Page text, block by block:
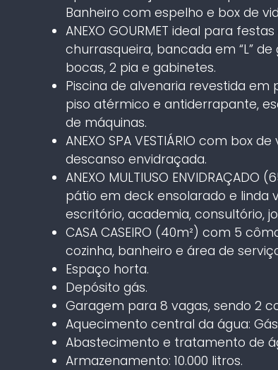
Banheiro com espelho e box de
ANEXO GOURMET ideal para
churrasqueira, bancada em “L”
bocas, 2 pia e gabinetes.
Piscina de alvenaria revestida em
piso atérmico e antiderrapante,
de máquinas.
ANEXO SPA VESTIÁRIO com box
descanso envidraçada.
ANEXO MULTIUSO
pátio em deck ensolarado e linda
escritório, academia, consultório,
CASA CASEIRO (40m²) com 5
cozinha, banheiro e área de
Espaço horta.
Depósito gás.
Garagem para 8 vagas, sendo 2
Aquecimento central da água:
Abastecimento e tratamento de
Armazenamento: 10.000 litros.